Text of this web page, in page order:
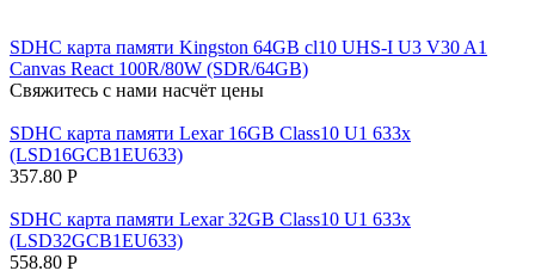
SDHC карта памяти Kingston 64GB cl10 UHS-I U3 V30 A1
Canvas React 100R/80W (SDR/64GB)
Свяжитесь с нами насчёт цены
SDHC карта памяти Lexar 16GB Class10 U1 633x
(LSD16GCB1EU633)
357.80 Р
SDHC карта памяти Lexar 32GB Class10 U1 633x
(LSD32GCB1EU633)
558.80 Р